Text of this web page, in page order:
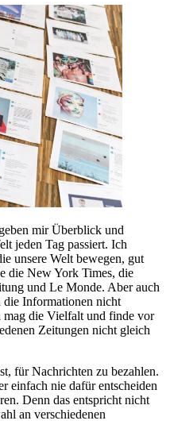
mir Überblick und
jeden Tag passiert. Ich
unsere Welt bewegen, gut
die New York Times, die
und Le Monde. Aber auch
die Informationen nicht
mag die Vielfalt und finde vor
Zeitungen nicht gleich
für Nachrichten zu bezahlen.
einfach nie dafür entscheiden
Denn das entspricht nicht
an verschiedenen